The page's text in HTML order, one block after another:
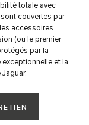
totale avec
couvertes par
accessoires
(ou le premier
par la
et la